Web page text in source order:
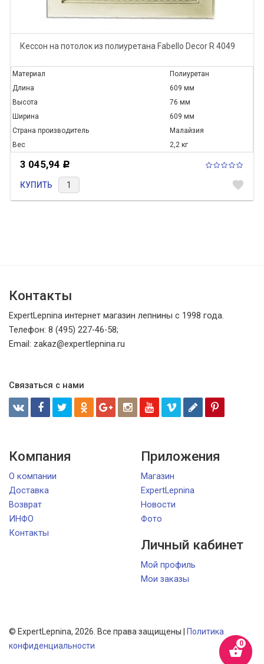
shopping_basket
Кессон на потолок из полиуретана Fabello Decor R 4049
Материал
Полиуретан
Длина
609 мм
Высота
76 мм
Ширина
609 мм
Страна производитель
Малайзия
Вес
2,2 кг
3 045,94 Р
КУПИТЬ favorite
Контакты
ExpertLepnina интернет магазин лепнины с 1998 года.
Телефон: 8 (495) 227-46-58;
Email: zakaz@expertlepnina.ru
Связаться с нами
Компания
О компании
Доставка
Возврат
ИНФО
Контакты
Приложения
Магазин
ExpertLepnina
Новости
Фото
Личный кабинет
Мой профиль
Мои заказы
© ExpertLepnina, 2026. Все права защищены |
Политика
конфиденциальности